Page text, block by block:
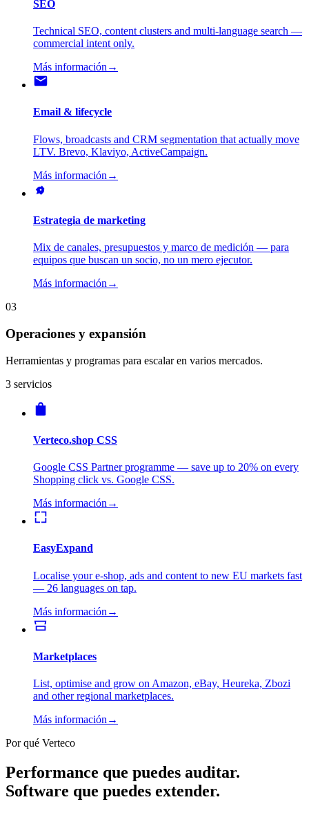
SEO
Technical SEO, content clusters and multi-language search —
commercial intent only.
Más información →
Email & lifecycle
Flows, broadcasts and CRM segmentation that actually move
LTV. Brevo, Klaviyo, ActiveCampaign.
Más información →
Estrategia de marketing
Mix de canales, presupuestos y marco de medición — para
equipos que buscan un socio, no un mero ejecutor.
Más información →
03
Operaciones y expansión
Herramientas y programas para escalar en varios mercados.
3 servicios
Verteco.shop CSS
Google CSS Partner programme — save up to 20% on every
Shopping click vs. Google CSS.
Más información →
EasyExpand
Localise your e-shop, ads and content to new EU markets fast
— 26 languages on tap.
Más información →
Marketplaces
List, optimise and grow on Amazon, eBay, Heureka, Zbozi
and other regional marketplaces.
Más información →
Por qué Verteco
Performance que puedes auditar.
Software que puedes extender.